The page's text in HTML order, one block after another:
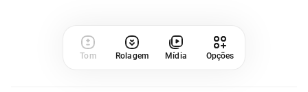
Tom Rolagem Mídia Opções